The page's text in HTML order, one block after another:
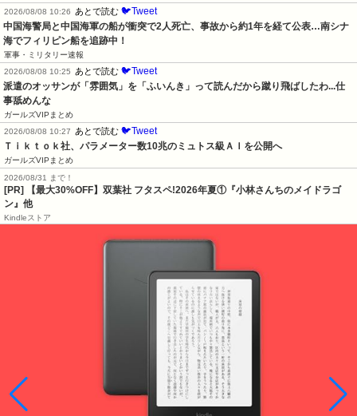
2026/08/08 10:26
あとで読む 🐦Tweet
中国海警局と中国海軍の船が衝突で2人死亡、事故から約1年を経て公表…南シナ
海でフィリピン船を追跡中！
軍事・ミリタリー速報
2026/08/08 10:25
あとで読む 🐦Tweet
派遣のオッサンが「雰囲気」を「ふいんき」って読んだから蹴り飛ばしたわ...仕
事舐めんな
ガールズVIPまとめ
2026/08/08 10:27
あとで読む 🐦Tweet
Ｔｉｋｔｏｋ社、パラメーター数10兆のミュトス級ＡＩを公開へ
ガールズVIPまとめ
2026/08/31 まで！
[PR] 【最大30%OFF】双葉社 フタスペ!2026年夏①『小林さんちのメイドラゴ
ン』他
Kindleストア